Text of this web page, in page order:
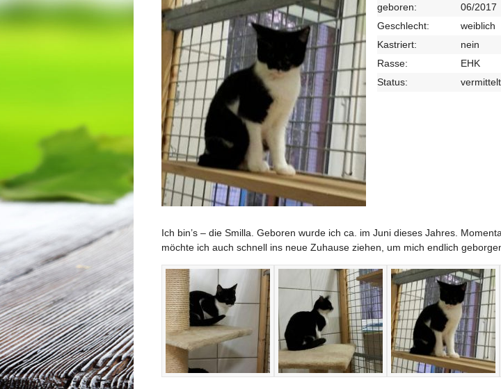
geboren:
06/2017
Geschlecht:
weiblich
Kastriert:
nein
Rasse:
EHK
Status:
vermittelt
Ich bin’s – die Smilla. Geboren wurde ich ca. im Juni dieses Jahres.
möchte ich auch schnell ins neue Zuhause ziehen, um mich endlich